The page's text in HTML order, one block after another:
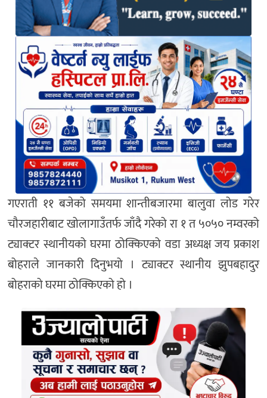
गएराती ११ बजेको समयमा शान्तीबजारमा बालुवा लोड गरेर
चौरजहारीबाट खोलागाउँतर्फ जाँदै गरेको रा १ त ५०५० नम्वरको
ट्याक्टर स्थानीयको घरमा ठोक्किएको वडा अध्यक्ष जय प्रकाश
बोहराले जानकारी दिनुभयो । ट्याक्टर स्थानीय झुपबहादुर
बोहराको घरमा ठोक्किएको हो ।